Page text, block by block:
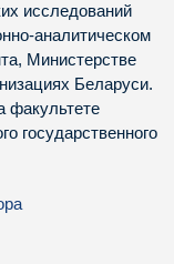
исследований
аналитическом
Министерстве
Беларуси.
факультете
государственного